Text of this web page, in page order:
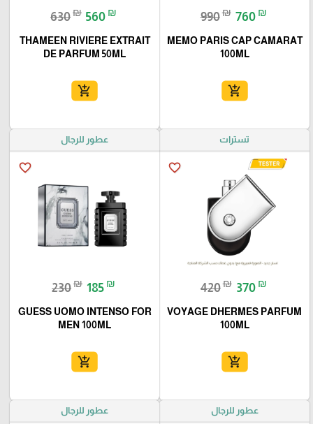
990₪ 760 ₪
MEMO PARIS CAP CAMARAT
100ML
add_shopping_cart
630₪ 560 ₪
THAMEEN RIVIERE EXTRAIT
DE PARFUM 50ML
add_shopping_cart
تسترات
favorite_border
420₪ 370 ₪
VOYAGE DHERMES PARFUM
100ML
add_shopping_cart
عطور للرجال
favorite_border
230₪ 185 ₪
GUESS UOMO INTENSO FOR
MEN 100ML
add_shopping_cart
عطور للرجال عطور للرجال